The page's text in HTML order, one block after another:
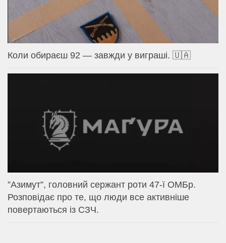
Коли обираєш 92 — завжди у виграші. 🇺🇦
⁨”Азимут”, головний сержант роти 47-ї ОМБр.
Розповідає про те, що люди все активніше
повертаються із СЗЧ.